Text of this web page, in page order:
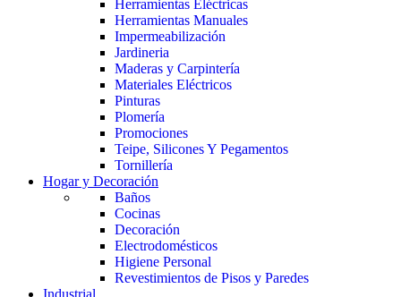
Herramientas Eléctricas
Herramientas Manuales
Impermeabilización
Jardineria
Maderas y Carpintería
Materiales Eléctricos
Pinturas
Plomería
Promociones
Teipe, Silicones Y Pegamentos
Tornillería
Hogar y Decoración
Baños
Cocinas
Decoración
Electrodomésticos
Higiene Personal
Revestimientos de Pisos y Paredes
Industrial